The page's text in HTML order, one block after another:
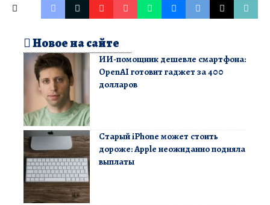
Новое на сайте
ИИ-помощник дешевле смартфона:
OpenAI готовит гаджет за 400
долларов
Старый iPhone может стоить
дороже: Apple неожиданно подняла
выплаты